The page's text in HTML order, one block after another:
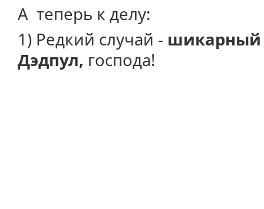
А теперь к делу:
1) Редкий случай - шикарный
Дэдпул, господа!